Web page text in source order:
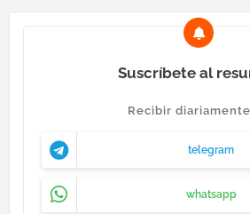
Suscríbete al
Recibir
telegram
whatsapp